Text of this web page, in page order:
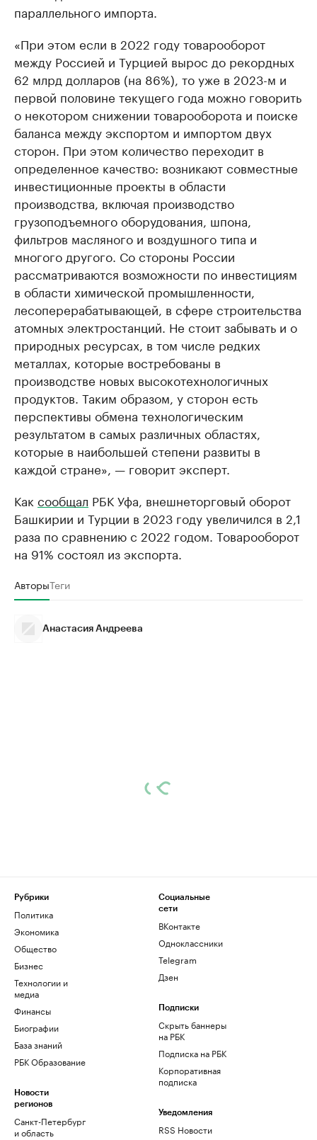
параллельного импорта.
«При этом если в 2022 году товарооборот
между Россией и Турцией вырос до рекордных
62 млрд долларов (на 86%), то уже в 2023-м и
первой половине текущего года можно говорить
о некотором снижении товарооборота и поиске
баланса между экспортом и импортом двух
сторон. При этом количество переходит в
определенное качество: возникают совместные
инвестиционные проекты в области
производства, включая производство
грузоподъемного оборудования, шпона,
фильтров масляного и воздушного типа и
многого другого. Со стороны России
рассматриваются возможности по инвестициям
в области химической промышленности,
лесоперерабатывающей, в сфере строительства
атомных электростанций. Не стоит забывать и о
природных ресурсах, в том числе редких
металлах, которые востребованы в
производстве новых высокотехнологичных
продуктов. Таким образом, у сторон есть
перспективы обмена технологическим
результатом в самых различных областях,
которые в наибольшей степени развиты в
каждой стране», — говорит эксперт.
Как сообщал РБК Уфа, внешнеторговый оборот
Башкирии и Турции в 2023 году увеличился в 2,1
раза по сравнению с 2022 годом. Товарооборот
на 91% состоял из экспорта.
АвторыТеги
Анастасия Андреева
Рубрики
Политика
Экономика
Общество
Бизнес
Технологии и
медиа
Финансы
Биографии
База знаний
РБК Образование
Новости
регионов
Санкт-Петербург
и область
Социальные
сети
ВКонтакте
Одноклассники
Telegram
Дзен
Подписки
Скрыть баннеры
на РБК
Подписка на РБК
Корпоративная
подписка
Уведомления
RSS Новости